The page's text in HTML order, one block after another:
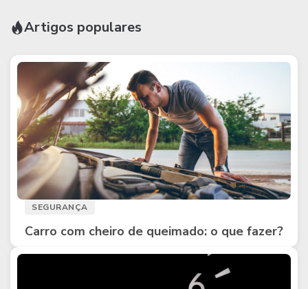
Artigos populares
SEGURANÇA
Carro com cheiro de queimado: o que fazer?